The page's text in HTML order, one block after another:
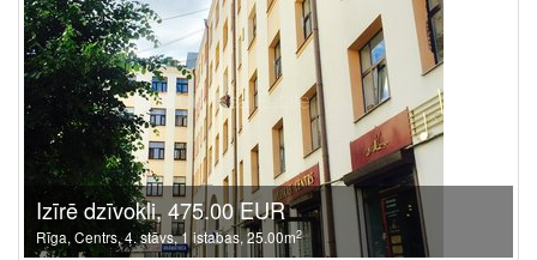
Izīrē dzīvokli, 475.00 EUR
Rīga, Centrs, 4. stāvs, 1 istabas, 25.00m2